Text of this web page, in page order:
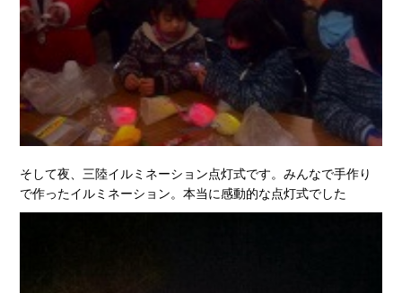
そして夜、三陸イルミネーション点灯式です。みんなで手作り
で作ったイルミネーション。本当に感動的な点灯式でした